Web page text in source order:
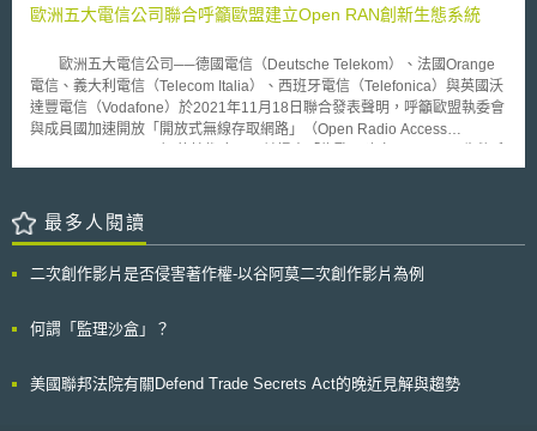
態特性說明（ecological profile）之責任，且需於符合指令要求後始得於產
產品作明顯標示。這項法案通過後，該州成為美國第一個針對基因改造食品
品的法案。有關觀察家預期這個法案將會帶動美國各州對基因改造食品之標
示進行必要的規範。根據美國 Rutgers 大學於 2004 年 11 月所作的民調顯
示，約有 89 ％的美國民眾希望基因改造食品應有明確的標示。
歐洲五大電信公司聯合呼籲歐盟建立Open RAN創新生態系統
歐洲五大電信公司──德國電信（Deutsche Telekom）、法國Orange
電信、義大利電信（Telecom Italia）、西班牙電信（Telefonica）與英國沃
達豐電信（Vodafone）於2021年11月18日聯合發表聲明，呼籲歐盟執委會
與成員國加速開放「開放式無線存取網路」（Open Radio Access
統」（Building an Open RAN Ecosystem for Europe）研究報告。 本
於發展初期，未獲得Open RAN商業契約，且在Open RAN關鍵服務的部分
類別（如雲端軟體）中，尚未有歐洲供應商。甚至綜觀Open RAN的各項關
Open RAN作為戰略重點，並提出以下五點建議： （一）歐盟的政策制定者
成員國與產業利害關係人，透過對話與討論，促使全歐洲對Open RAN生態
迎接Open RAN新興技術，應提倡如歐盟共同利益重要計畫（Important
最多人閱讀
二次創作影片是否侵害著作權-以谷阿莫二次創作影片為例
何謂「監理沙盒」？
美國聯邦法院有關Defend Trade Secrets Act的晚近見解與趨勢